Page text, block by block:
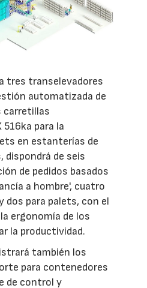
tres transelevadores
automatizada de
carretillas
para la
en estanterías de
dispondrá de seis
de pedidos basados
a hombre', cuatro
dos para palets, con el
ergonomía de los
la productividad.
también los
para contenedores
de control y